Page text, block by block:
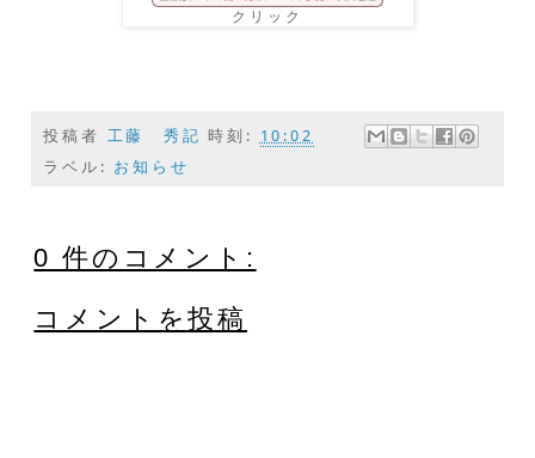
クリック
投稿者 工藤 秀記 時刻: 10:02
ラベル: お知らせ
0 件のコメント:
コメントを投稿